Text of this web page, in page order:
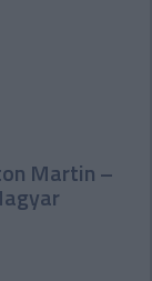
Martin –